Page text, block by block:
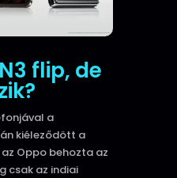
flip, de
a
kiéleződött a
Oppo behozta az
csak az indiai